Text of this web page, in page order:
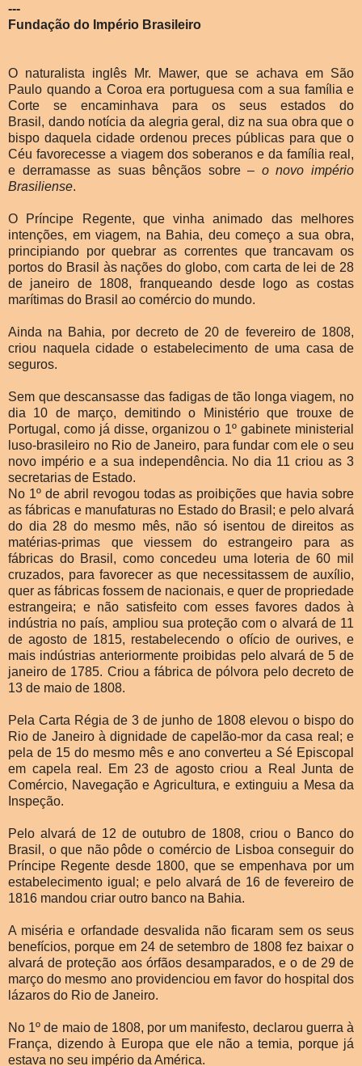
---
Fundação do Império Brasileiro
O naturalista inglês Mr. Mawer, que se achava em São
Paulo quando a Coroa era portuguesa com a sua família e
Corte se encaminhava para os seus estados do
Brasil, dando notícia da alegria geral, diz na sua obra que o
bispo daquela cidade ordenou preces públicas para que o
Céu favorecesse a viagem dos soberanos e da família real,
e derramasse as suas bênçãos sobre – o novo império
Brasiliense.
O Príncipe Regente, que vinha animado das melhores
intenções, em viagem, na Bahia, deu começo a sua obra,
principiando por quebrar as correntes que trancavam os
portos do Brasil às nações do globo, com carta de lei de 28
de janeiro de 1808, franqueando desde logo as costas
marítimas do Brasil ao comércio do mundo.
Ainda na Bahia, por decreto de 20 de fevereiro de 1808,
criou naquela cidade o estabelecimento de uma casa de
seguros.
Sem que descansasse das fadigas de tão longa viagem, no
dia 10 de março, demitindo o Ministério que trouxe de
Portugal, como já disse, organizou o 1º gabinete ministerial
luso-brasileiro no Rio de Janeiro, para fundar com ele o seu
novo império e a sua independência. No dia 11 criou as 3
secretarias de Estado.
No 1º de abril revogou todas as proibições que havia sobre
as fábricas e manufaturas no Estado do Brasil; e pelo alvará
do dia 28 do mesmo mês, não só isentou de direitos as
matérias-primas que viessem do estrangeiro para as
fábricas do Brasil, como concedeu uma loteria de 60 mil
cruzados, para favorecer as que necessitassem de auxílio,
quer as fábricas fossem de nacionais, e quer de propriedade
estrangeira; e não satisfeito com esses favores dados à
indústria no país, ampliou sua proteção com o alvará de 11
de agosto de 1815, restabelecendo o ofício de ourives, e
mais indústrias anteriormente proibidas pelo alvará de 5 de
janeiro de 1785. Criou a fábrica de pólvora pelo decreto de
13 de maio de 1808.
Pela Carta Régia de 3 de junho de 1808 elevou o bispo do
Rio de Janeiro à dignidade de capelão-mor da casa real; e
pela de 15 do mesmo mês e ano converteu a Sé Episcopal
em capela real. Em 23 de agosto criou a Real Junta de
Comércio, Navegação e Agricultura, e extinguiu a Mesa da
Inspeção.
Pelo alvará de 12 de outubro de 1808, criou o Banco do
Brasil, o que não pôde o comércio de Lisboa conseguir do
Príncipe Regente desde 1800, que se empenhava por um
estabelecimento igual; e pelo alvará de 16 de fevereiro de
1816 mandou criar outro banco na Bahia.
A miséria e orfandade desvalida não ficaram sem os seus
benefícios, porque em 24 de setembro de 1808 fez baixar o
alvará de proteção aos órfãos desamparados, e o de 29 de
março do mesmo ano providenciou em favor do hospital dos
lázaros do Rio de Janeiro.
No 1º de maio de 1808, por um manifesto, declarou guerra à
França, dizendo à Europa que ele não a temia, porque já
estava no seu império da América.